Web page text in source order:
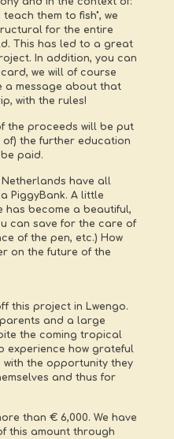
them to fish", we
for the entire
This has led to a great
In addition, you can
we will of course
a message about that
with the rules!
the proceeds will be put
the further education
paid.
have all
PiggyBank. A little
become a beautiful,
can save for the care of
of the pen, etc.) How
on the future of the
this project in Lwengo.
and a large
the coming tropical
experience how grateful
the opportunity they
and thus for
than € 6,000. We have
this amount through